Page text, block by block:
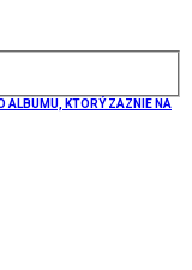
ALBUMU, KTORÝ ZAZNIE NA